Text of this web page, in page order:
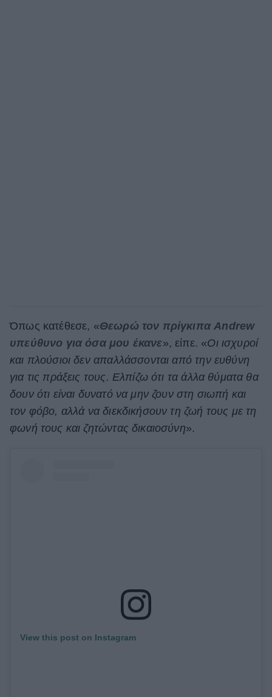
Όπως κατέθεσε, «Θεωρώ τον πρίγκιπα Andrew
υπεύθυνο για όσα μου έκανε», είπε. «Οι ισχυροί
και πλούσιοι δεν απαλλάσσονται από την ευθύνη
για τις πράξεις τους. Ελπίζω ότι τα άλλα θύματα θα
δουν ότι είναι δυνατό να μην ζουν στη σιωπή και
τον φόβο, αλλά να διεκδικήσουν τη ζωή τους με τη
φωνή τους και ζητώντας δικαιοσύνη».
View this post on Instagram